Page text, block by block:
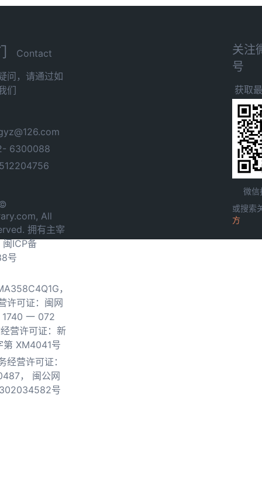
Contact
问，请通过如
们
6300088
All
拥有主宰
闽ICP备
号
，
许可证：闽网
一 072
营许可证：新
第 XM4041号
经营许可证：
，
闽公网
号
关注
号
获取
微信
或搜索
方